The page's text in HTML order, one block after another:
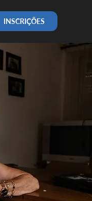
INSCRIÇÕES